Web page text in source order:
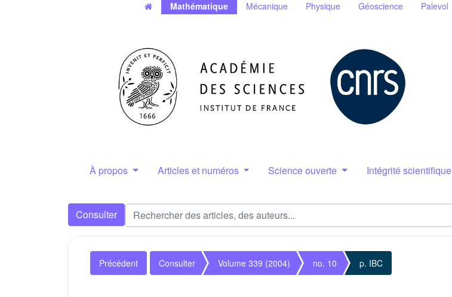
Mathématique Mécanique Physique Géoscience Palevol
À propos Articles et numéros Science ouverte Intégrité scientifique
Consulter
Précédent Consulter Volume 339 (2004) no. 10 p. IBC